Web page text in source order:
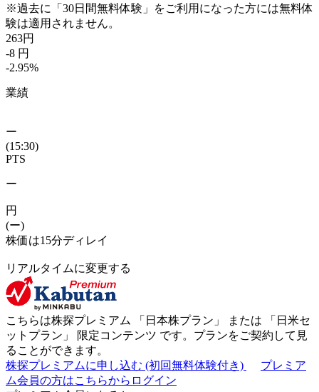
※過去に「30日間無料体験」をご利用になった方には無料体
験は適用されません。
263円
-8 円
-2.95%
業績
ー
(15:30)
PTS
ー
円
(ー)
株価は15分ディレイ
リアルタイムに変更する
こちらは株探プレミアム 「 日本株プラン 」 または 「 日米セ
ットプラン 」 限定コンテンツ です。プランをご契約して見
ることができます。
株探プレミアムに申し込む (初回無料体験付き)
プレミア
ム会員の方はこちらからログイン